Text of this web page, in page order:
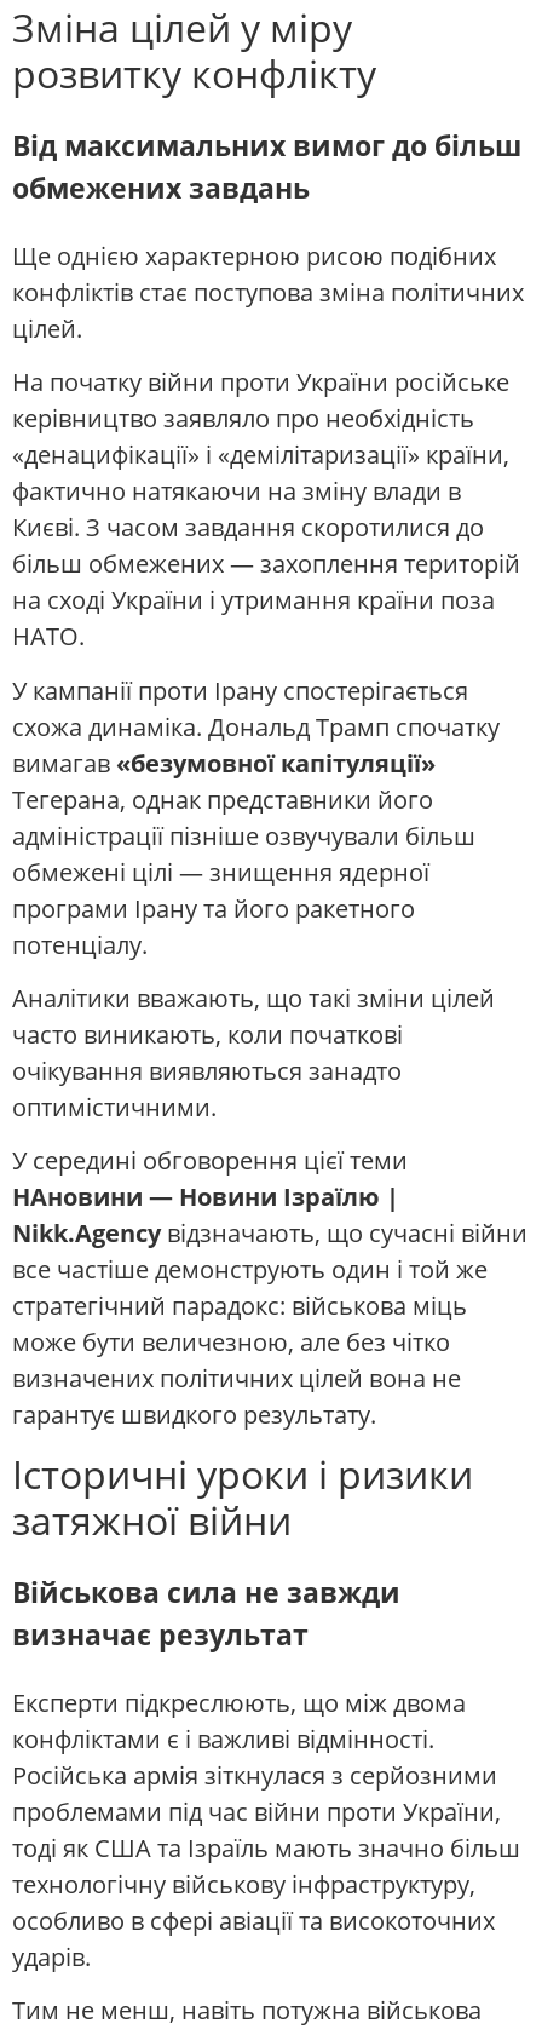
Зміна цілей у міру
розвитку конфлікту
Від максимальних вимог до більш
обмежених завдань
Ще однією характерною рисою подібних
конфліктів стає поступова зміна політичних
цілей.
На початку війни проти України російське
керівництво заявляло про необхідність
«денацифікації» і «демілітаризації» країни,
фактично натякаючи на зміну влади в
Києві. З часом завдання скоротилися до
більш обмежених — захоплення територій
на сході України і утримання країни поза
НАТО.
У кампанії проти Ірану спостерігається
схожа динаміка. Дональд Трамп спочатку
вимагав «безумовної капітуляції»
Тегерана, однак представники його
адміністрації пізніше озвучували більш
обмежені цілі — знищення ядерної
програми Ірану та його ракетного
потенціалу.
Аналітики вважають, що такі зміни цілей
часто виникають, коли початкові
очікування виявляються занадто
оптимістичними.
У середині обговорення цієї теми
НАновини — Новини Ізраїлю |
Nikk.Agencyвідзначають, що сучасні війни
все частіше демонструють один і той же
стратегічний парадокс: військова міць
може бути величезною, але без чітко
визначених політичних цілей вона не
гарантує швидкого результату.
Історичні уроки і ризики
затяжної війни
Військова сила не завжди
визначає результат
Експерти підкреслюють, що між двома
конфліктами є і важливі відмінності.
Російська армія зіткнулася з серйозними
проблемами під час війни проти України,
тоді як США та Ізраїль мають значно більш
технологічну військову інфраструктуру,
особливо в сфері авіації та високоточних
ударів.
Тим не менш, навіть потужна військова